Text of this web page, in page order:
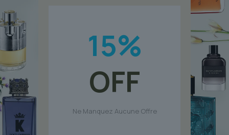
15%
OFF
Ne Manquez Aucune Offre